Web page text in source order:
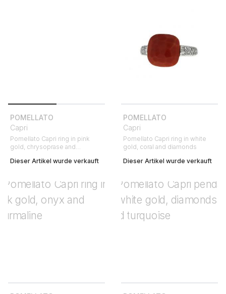
POMELLATO
Capri
Pomellato Capri ring in pink
gold, chrysoprase and
Dieser Artikel wurde verkauft
POMELLATO
Capri
Pomellato Capri ring in white
gold, coral and diamonds
Dieser Artikel wurde verkauft